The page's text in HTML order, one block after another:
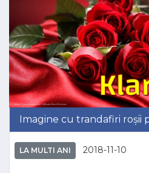
Imagine cu trandafiri roșii
LA MULTI ANI 2018-11-10